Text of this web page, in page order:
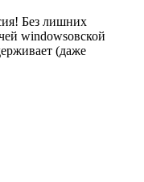
Без лишних
windowsовской
(даже